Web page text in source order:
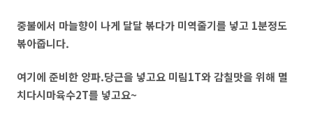
중불에서 마늘향이 나게 달달 볶다가 미역줄기를 넣고 1분정도
볶아줍니다.
여기에 준비한 양파.당근을 넣고요 미림1T와 감칠맛을 위해 멸
치다시마육수2T를 넣고요~